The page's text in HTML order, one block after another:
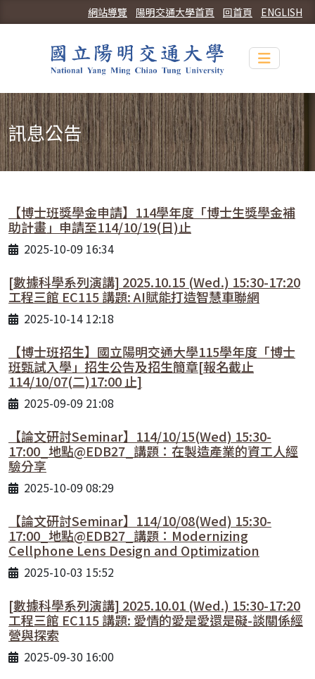
ENGLISH
回首頁
陽明交通大學首頁
網站導覽
Toggle
訊息公告
【博士班獎學金申請】114學年度「博士生獎學金補
助計畫」申請至114/10/19(日)止
2025-10-09 16:34
[數據科學系列演講] 2025.10.15 (Wed.) 15:30-17:20
工程三館 EC115 講題: AI賦能打造智慧車聯網
2025-10-14 12:18
【博士班招生】國立陽明交通大學115學年度「博士
班甄試入學」招生公告及招生簡章[報名截止
114/10/07(二)17:00 止]
2025-09-09 21:08
【論文研討Seminar】114/10/15(Wed) 15:30-
17:00_地點@EDB27_講題：在製造產業的資工人經
驗分享
2025-10-09 08:29
【論文研討Seminar】114/10/08(Wed) 15:30-
17:00_地點@EDB27_講題：Modernizing
Cellphone Lens Design and Optimization
2025-10-03 15:52
[數據科學系列演講] 2025.10.01 (Wed.) 15:30-17:20
工程三館 EC115 講題: 愛情的愛是愛還是礙-談關係經
營與探索
2025-09-30 16:00